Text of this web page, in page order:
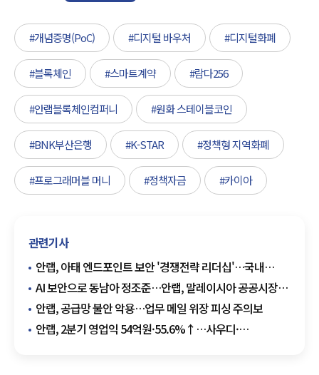
#개념증명(PoC) #디지털 바우처 #디지털화폐
#블록체인 #스마트계약 #람다256
#안랩블록체인컴퍼니 #원화 스테이블코인
#BNK부산은행 #K-STAR #정책형 지역화폐
#프로그래머블 머니 #정책자금 #카이아
관련기사
안랩, 아태 엔드포인트 보안 '경쟁전략 리더십'…국내
1위에서 지역으로
AI 보안으로 동남아 정조준…안랩, 말레이시아 공공시장
확대
안랩, 공급망 불안 악용…업무 메일 위장 피싱 주의보
안랩, 2분기 영업익 54억원·55.6%↑…사우디·